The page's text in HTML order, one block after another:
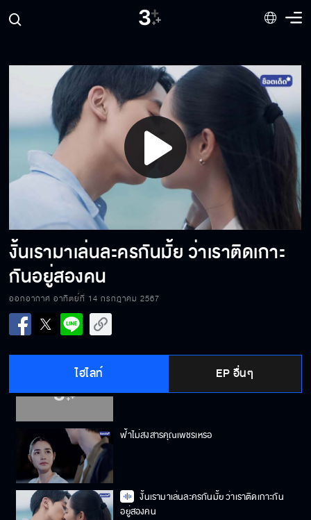
Play
Video
งั้นเรามาเล่นละครกันมั้ย ว่าเราติดเกาะ
กันอยู่สองคน
ออกอากาศ อาทิตย์ที่ 14 กรกฎาคม 2567
ไฮไลท์ EP อื่นๆ
ให้ฟ้าหายไปจากชีวิตเขา ไม่ต้องให้เขารับรู้เรื่อง
ของฟ้าอีก
สันดานหมาแบบนี้ อย่าเรียกว่าหน้าตัวเมียเลย
ฟ้าไม่ต้องรับผิดชอบเรื่องทั้งหมดด้วยตัวคนเดียว
พี่ชายแบบไหนเขาทำแบบนี้กัน
ถ้ามันยังเป็นอยู่แบบนี้ คนที่ต้องพบหมอน่าจะเป็น
ฟ้าไม่สงสารคุณเพชรเหรอ
งั้นเรามาเล่นละครกันมั้ย ว่าเราติดเกาะกัน
อยู่สองคน